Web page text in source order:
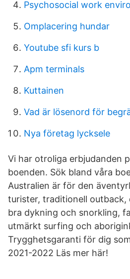
Psychosocial work
Omplacering hundar
Youtube sfi kurs b
Apm terminals
Kuttainen
Vad är lösenord för
Nya företag lycksele
Vi har otroliga erbjudanden
boenden. Sök bland våra
Australien är för den
turister, traditionell outback,
bra dykning och snorkling,
utmärkt surfing och
Trygghetsgaranti för dig
2021-2022 Läs mer här!